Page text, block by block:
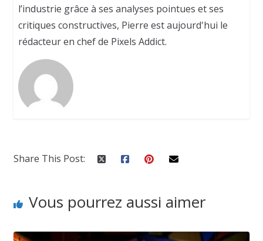
l’industrie grâce à ses analyses pointues et ses
critiques constructives, Pierre est aujourd'hui le
rédacteur en chef de Pixels Addict.
Share This Post:
Vous pourrez aussi aimer